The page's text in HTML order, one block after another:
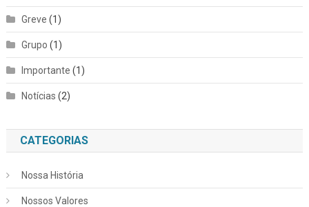
Greve (1)
Grupo (1)
Importante (1)
Notícias (2)
CATEGORIAS
Nossa História
Nossos Valores